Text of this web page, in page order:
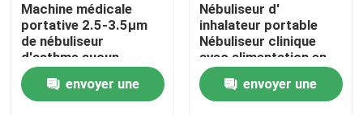
Nouvelles
Cas
Machine médicale
portative 2.5-3.5μm
de nébuliseur
d'asthme aucun
blocage à canal
double envoyer une
Nébuliseur d'
inhalateur portable
Nébuliseur clinique
avec alimentation en
courant continu USB
de type cenvoyer une